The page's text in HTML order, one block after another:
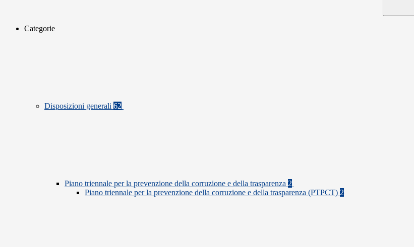
Categorie
Disposizioni generali 62
Piano triennale per la prevenzione della corruzione e della trasparenza 2
Piano triennale per la prevenzione della corruzione e della trasparenza (PTPCT) 2